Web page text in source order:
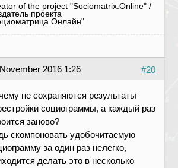
of the project "Sociomatrix.Online" /
проекта
#20
2016 1:26
не сохраняются результаты
социограммы, а каждый раз
заново?
скомпоновать удобочитаемую
за один раз нелегко,
делать это в несколько